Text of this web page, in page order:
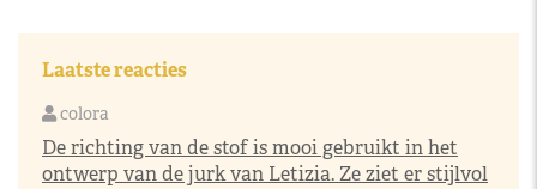
Laatste reacties
colora
De richting van de stof is mooi gebruikt in het
ontwerp van de jurk van Letizia. Ze ziet er stijlvol